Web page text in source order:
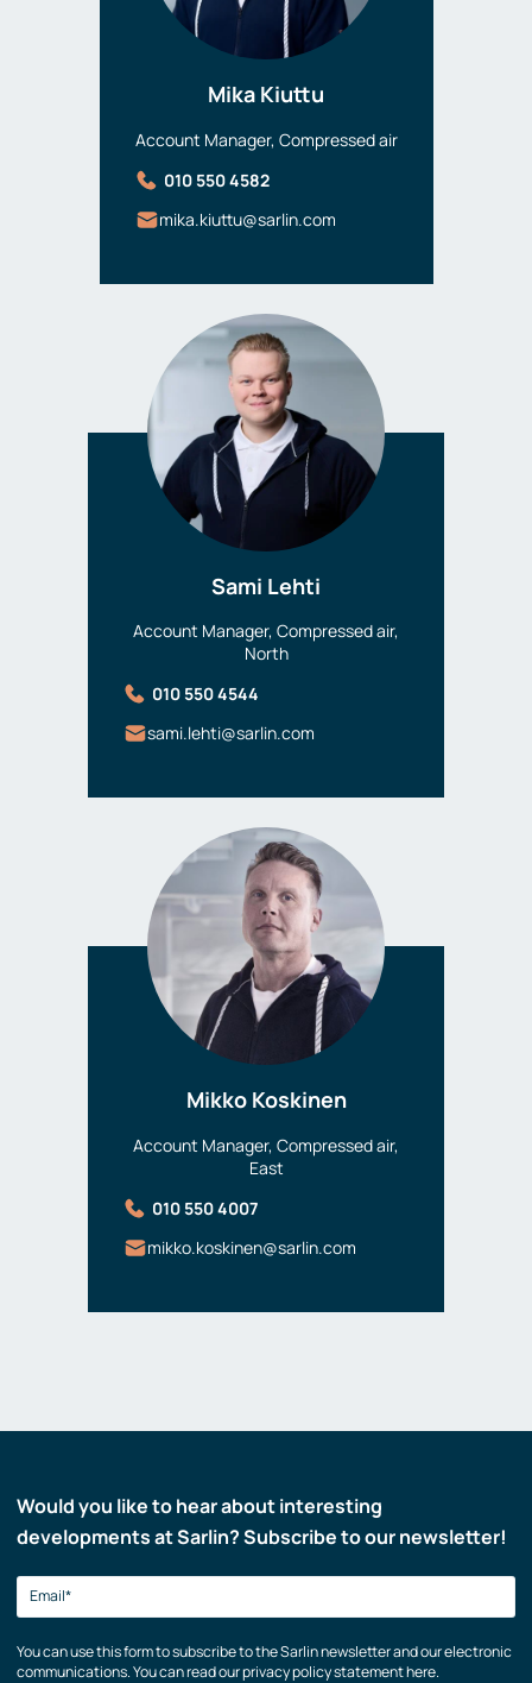
Mika Kiuttu
Account Manager, Compressed air
010 550 4582
mika.kiuttu@sarlin.com
Sami Lehti
Account Manager, Compressed air,
North
010 550 4544
sami.lehti@sarlin.com
Mikko Koskinen
Account Manager, Compressed air,
East
010 550 4007
mikko.koskinen@sarlin.com
Would you like to hear about interesting
developments at Sarlin? Subscribe to our newsletter!
You can use this form to subscribe to the Sarlin newsletter and our electronic
communications. You can read our privacy policy statement here.